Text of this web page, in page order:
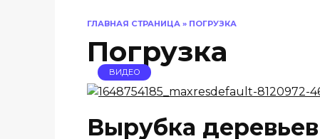
ГЛАВНАЯ СТРАНИЦА » ПОГРУЗКА
Погрузка
ВИДЕО
Вырубка